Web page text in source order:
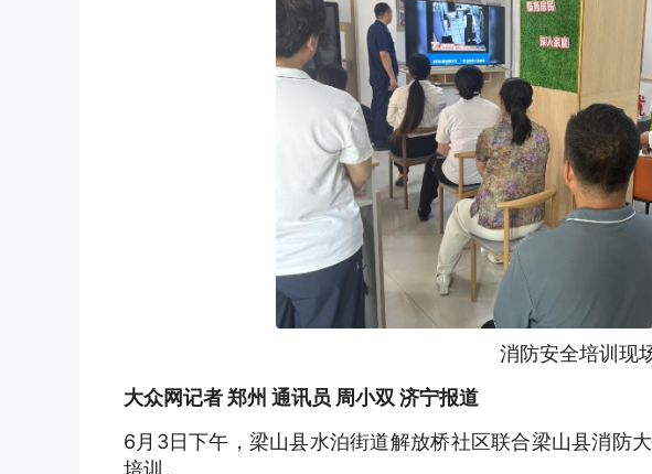
消防安全培训现
大众网记者 郑州 通讯员 周小双 济宁报道
6月3日下午，梁山县水泊街道解放桥社区联合梁山县消防
培训。